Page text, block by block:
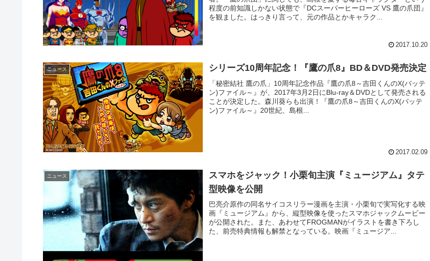
程度の前知識しかない状態で『DCスーパーヒーローズ VS 鷹の爪団』
を観ました。はっきり言って、元の作品とかキャラク...
2017.10.20
ニュース シリーズ10周年記念！『鷹の爪8』BD＆DVD発売決定
「秘密結社 鷹の爪」10周年記念作品『鷹の爪8～吉田くんのX(バッテ
ン)ファイル～』が、2017年3月2日にBlu-ray＆DVDとして発売される
ことが決定した。森川葵らも出演！『鷹の爪8～吉田くんのX(バッテ
ン)ファイル～』20世紀、島根...
2017.02.09
ニュース
スマホをジャック！小栗旬主演『ミュージアム』タテ
型映像を公開
巴亮介原作の同名サイコスリラー漫画を主演・小栗旬で実写化する映
画『ミュージアム』から、縦型映像を使ったスマホジャックムービー
が公開された。また、あわせてFROGMANがイラストを書き下ろし
た、前売特典情報も解禁となっている。映画『ミュージア...